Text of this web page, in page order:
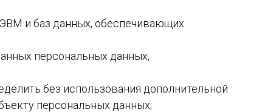
и баз данных, обеспечивающих
персональных данных,
без использования дополнительной
персональных данных;